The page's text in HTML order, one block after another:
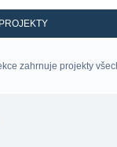
PROJEKTY
zahrnuje projekty